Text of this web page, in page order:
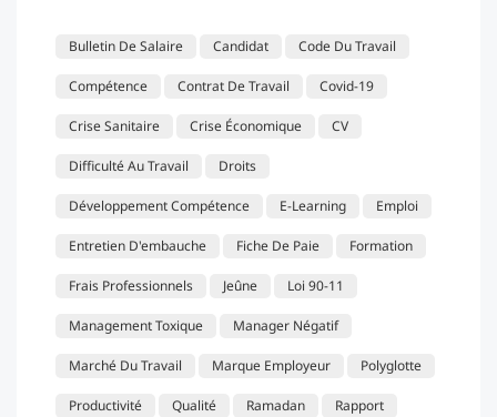
Bulletin De Salaire Candidat Code Du Travail
Compétence Contrat De Travail Covid-19
Crise Sanitaire Crise Économique CV
Difficulté Au Travail Droits
Développement Compétence E-Learning Emploi
Entretien D'embauche Fiche De Paie Formation
Frais Professionnels Jeûne Loi 90-11
Management Toxique Manager Négatif
Marché Du Travail Marque Employeur Polyglotte
Productivité Qualité Ramadan Rapport